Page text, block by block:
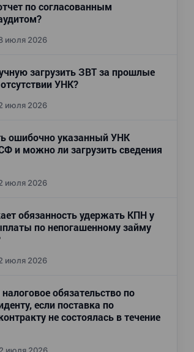
по согласованным
июля 2026
загрузить ЗВТ за прошлые
УНК?
июля 2026
ошибочно указанный УНК
и можно ли загрузить сведения
июля 2026
обязанность удержать КПН у
по непогашенному займу
июля 2026
обязательство по
если поставка по
не состоялась в течение